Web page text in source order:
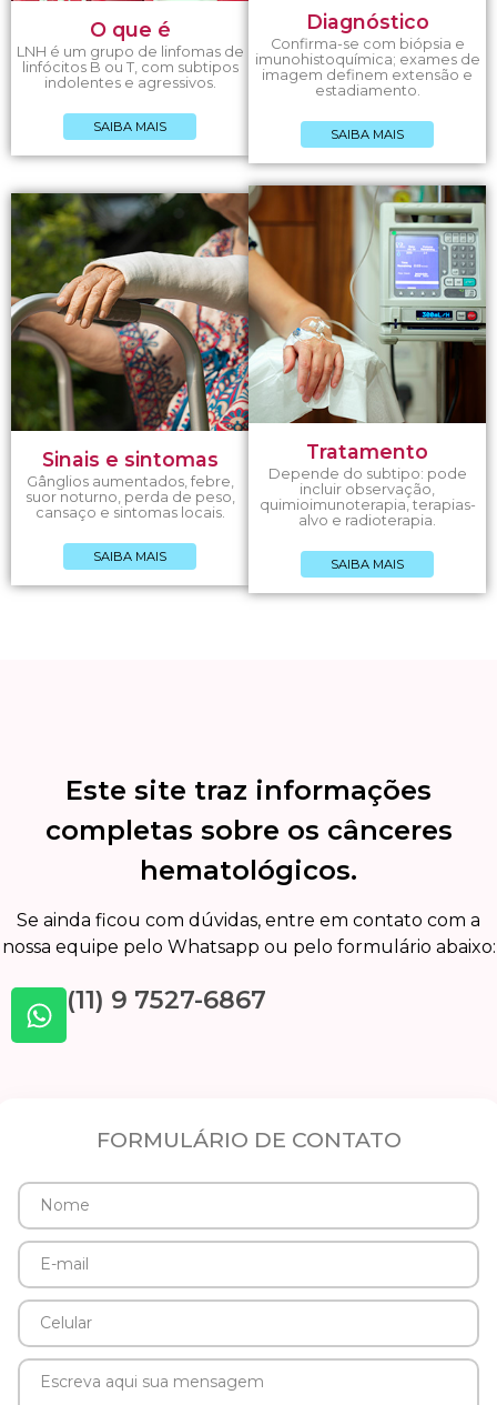
O que é
LNH é um grupo de linfomas de
linfócitos B ou T, com subtipos
indolentes e agressivos.
SAIBA MAIS
Diagnóstico
Confirma-se com biópsia e
imunohistoquímica; exames de
imagem definem extensão e
estadiamento.
SAIBA MAIS
Sinais e sintomas
Gânglios aumentados, febre,
suor noturno, perda de peso,
cansaço e sintomas locais.
SAIBA MAIS
Tratamento
Depende do subtipo: pode
incluir observação,
quimioimunoterapia, terapias-
alvo e radioterapia.
SAIBA MAIS
Este site traz informações
completas sobre os cânceres
hematológicos.
Se ainda ficou com dúvidas, entre em contato com a
nossa equipe pelo Whatsapp ou pelo formulário abaixo:
(11) 9 7527-6867
FORMULÁRIO DE CONTATO
Nome
mail
Celular